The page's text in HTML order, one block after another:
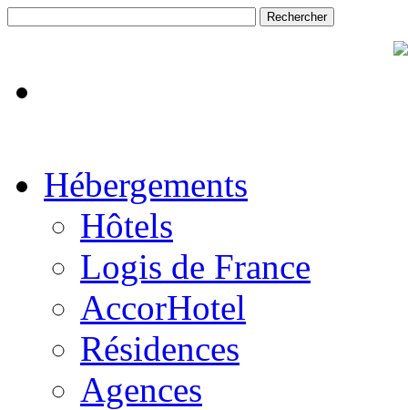
Hébergements
Hôtels
Logis de France
AccorHotel
Résidences
Agences